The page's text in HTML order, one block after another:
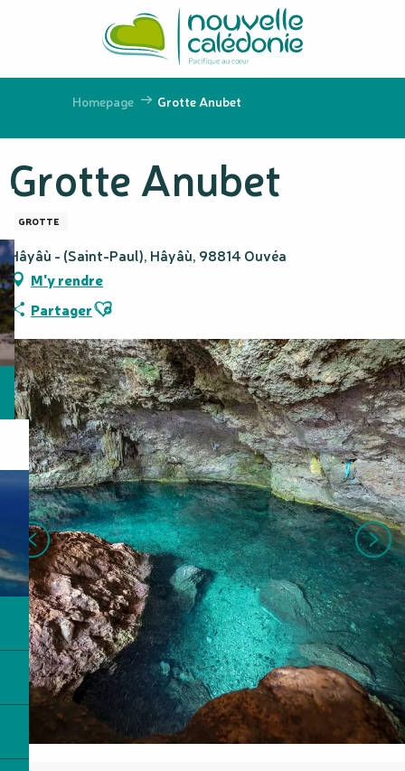
principal
Homepage Grotte Anubet
Grotte Anubet
GROTTE
Hâyâù - (Saint-Paul), Hâyâù, 98814 Ouvéa
M'y rendre
PartagerAjouter aux favoris